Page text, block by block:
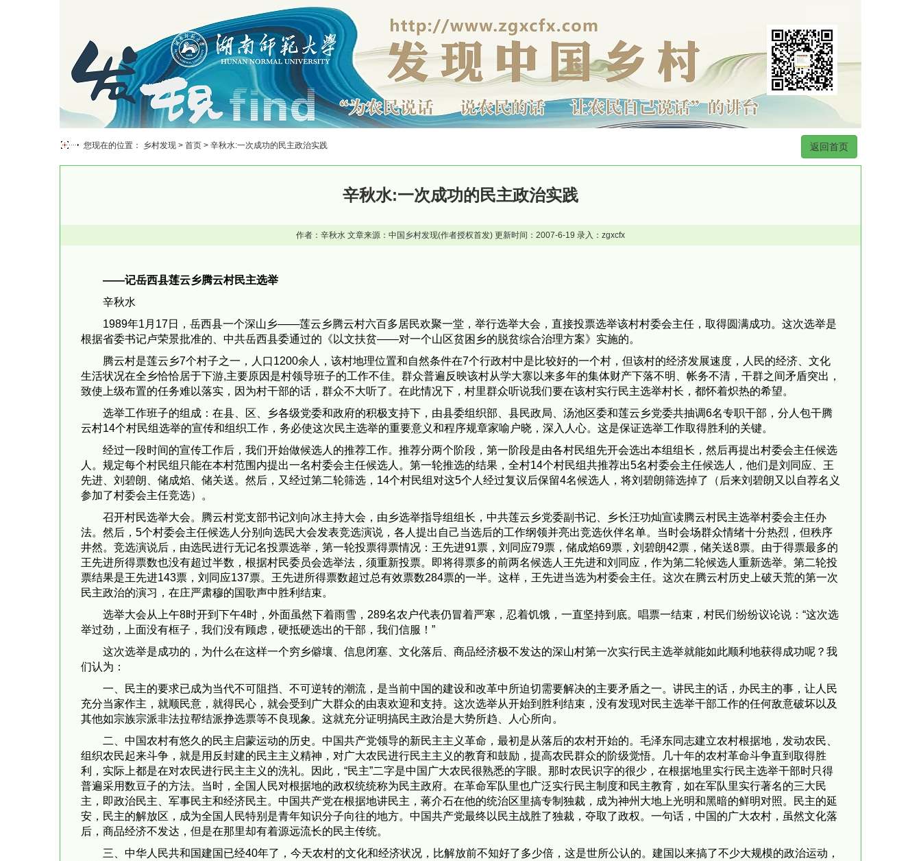
您现在的位置： 乡村发现 > 首页 > 辛秋水:一次成功的民主政治实践 返回首页
辛秋水:一次成功的民主政治实践
作者：辛秋水 文章来源：中国乡村发现(作者授权首发) 更新时间：2007-6-19 录入：zgxcfx
——记岳西县莲云乡腾云村民主选举
辛秋水
1989年1月17日，岳西县一个深山乡——莲云乡腾云村六百多居民欢聚一堂，举行选举大会，直接投票选举该村村委会主任，取得圆满成功。这次选举是
根据省委书记卢荣景批准的、中共岳西县委通过的《以文扶贫——对一个山区贫困乡的脱贫综合治理方案》实施的。
腾云村是莲云乡7个村子之一，人口1200余人，该村地理位置和自然条件在7个行政村中是比较好的一个村，但该村的经济发展速度，人民的经济、文化
生活状况在全乡恰恰居于下游,主要原因是村领导班子的工作不佳。群众普遍反映该村从学大寨以来多年的集体财产下落不明、帐务不清，干群之间矛盾突出，
致使上级布置的任务难以落实，因为村干部的话，群众不大听了。在此情况下，村里群众听说我们要在该村实行民主选举村长，都怀着炽热的希望。
选举工作班子的组成：在县、区、乡各级党委和政府的积极支持下，由县委组织部、县民政局、汤池区委和莲云乡党委共抽调6名专职干部，分人包干腾
云村14个村民组选举的宣传和组织工作，务必使这次民主选举的重要意义和程序规章家喻户晓，深入人心。这是保证选举工作取得胜利的关键。
经过一段时间的宣传工作后，我们开始做候选人的推荐工作。推荐分两个阶段，第一阶段是由各村民组先开会选出本组组长，然后再提出村委会主任候选
人。规定每个村民组只能在本村范围内提出一名村委会主任候选人。第一轮推选的结果，全村14个村民组共推荐出5名村委会主任候选人，他们是刘同应、王
先进、刘碧朗、储成焰、储关送。然后，又经过第二轮筛选，14个村民组对这5个人经过复议后保留4名候选人，将刘碧朗筛选掉了（后来刘碧朗又以自荐名义
参加了村委会主任竞选）。
召开村民选举大会。腾云村党支部书记刘向冰主持大会，由乡选举指导组组长，中共莲云乡党委副书记、乡长汪功灿宣读腾云村民主选举村委会主任办
法。然后，5个村委会主任候选人分别向选民大会发表竞选演说，各人提出自己当选后的工作纲领并亮出竞选伙伴名单。当时会场群众情绪十分热烈，但秩序
井然。竞选演说后，由选民进行无记名投票选举，第一轮投票得票情况：王先进91票，刘同应79票，储成焰69票，刘碧朗42票，储关送8票。由于得票最多的
王先进所得票数也没有超过半数，根据村民委员会选举法，须重新投票。即将得票多的前两名候选人王先进和刘同应，作为第二轮候选人重新选举。第二轮投
票结果是王先进143票，刘同应137票。王先进所得票数超过总有效票数284票的一半。这样，王先进当选为村委会主任。这次在腾云村历史上破天荒的第一次
民主政治的演习，在庄严肃穆的国歌声中胜利结束。
选举大会从上午8时开到下午4时，外面虽然下着雨雪，289名农户代表仍冒着严寒，忍着饥饿，一直坚持到底。唱票一结束，村民们纷纷议论说：“这次选
举过劲，上面没有框子，我们没有顾虑，硬抵硬选出的干部，我们信服！”
这次选举是成功的，为什么在这样一个穷乡僻壤、信息闭塞、文化落后、商品经济极不发达的深山村第一次实行民主选举就能如此顺利地获得成功呢？我
们认为：
一、民主的要求已成为当代不可阻挡、不可逆转的潮流，是当前中国的建设和改革中所迫切需要解决的主要矛盾之一。讲民主的话，办民主的事，让人民
充分当家作主，就顺民意，就得民心，就会受到广大群众的由衷欢迎和支持。这次选举从开始到胜利结束，没有发现对民主选举干部工作的任何敌意破坏以及
其他如宗族宗派非法拉帮结派挣选票等不良现象。这就充分证明搞民主政治是大势所趋、人心所向。
二、中国农村有悠久的民主启蒙运动的历史。中国共产党领导的新民主主义革命，最初是从落后的农村开始的。毛泽东同志建立农村根据地，发动农民、
组织农民起来斗争，就是用反封建的民主主义精神，对广大农民进行民主主义的教育和鼓励，提高农民群众的阶级觉悟。几十年的农村革命斗争直到取得胜
利，实际上都是在对农民进行民主主义的洗礼。因此，“民主”二字是中国广大农民很熟悉的字眼。那时农民识字的很少，在根据地里实行民主选举干部时只得
普遍采用数豆子的方法。当时，全国人民对根据地的政权统统称为民主政府。在革命军队里也广泛实行民主制度和民主教育，如在军队里实行著名的三大民
主，即政治民主、军事民主和经济民主。中国共产党在根据地讲民主，蒋介石在他的统治区里搞专制独裁，成为神州大地上光明和黑暗的鲜明对照。民主的延
安，民主的解放区，成为全国人民特别是青年知识分子向往的地方。中国共产党最终以民主战胜了独裁，夺取了政权。一句话，中国的广大农村，虽然文化落
后，商品经济不发达，但是在那里却有着源远流长的民主传统。
三、中华人民共和国建国已经40年了，今天农村的文化和经济状况，比解放前不知好了多少倍，这是世所公认的。建国以来搞了不少大规模的政治运动，